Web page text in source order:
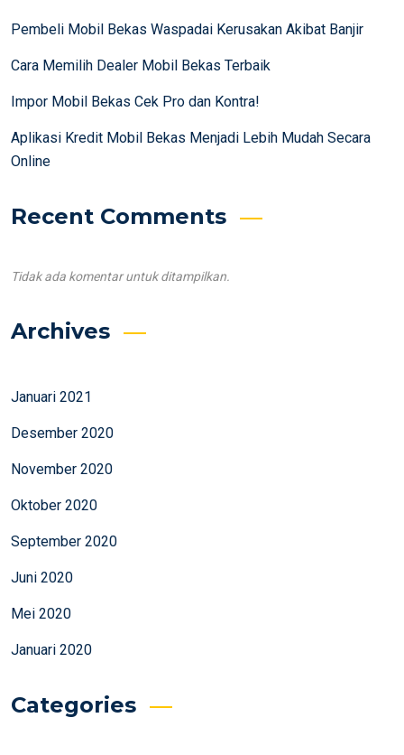
Pembeli Mobil Bekas Waspadai Kerusakan Akibat Banjir
Cara Memilih Dealer Mobil Bekas Terbaik
Impor Mobil Bekas Cek Pro dan Kontra!
Aplikasi Kredit Mobil Bekas Menjadi Lebih Mudah Secara
Online
Recent Comments
Tidak ada komentar untuk ditampilkan.
Archives
Januari 2021
Desember 2020
November 2020
Oktober 2020
September 2020
Juni 2020
Mei 2020
Januari 2020
Categories